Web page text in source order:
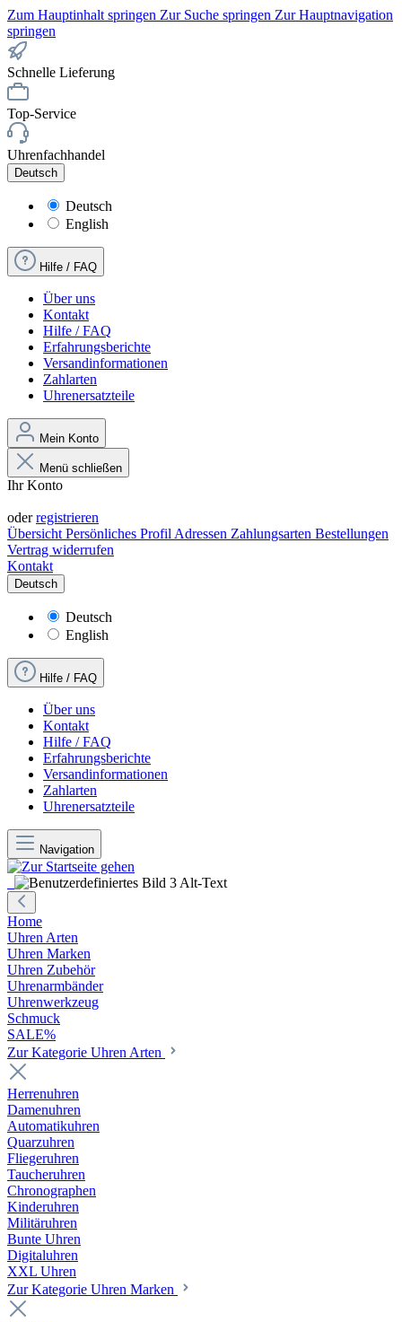
Zum Hauptinhalt springen Zur Suche springen Zur Hauptnavigation
springen
Schnelle Lieferung
Top-Service
Uhrenfachhandel
Deutsch
Deutsch
English
Hilfe / FAQ
Über uns
Kontakt
Hilfe / FAQ
Erfahrungsberichte
Versandinformationen
Zahlarten
Uhrenersatzteile
Mein Konto
Menü schließen
Ihr Konto
oderregistrieren
Übersicht Persönliches Profil Adressen Zahlungsarten Bestellungen
Vertrag widerrufen
Kontakt
Deutsch
Deutsch
English
Hilfe / FAQ
Über uns
Kontakt
Hilfe / FAQ
Erfahrungsberichte
Versandinformationen
Zahlarten
Uhrenersatzteile
Navigation
Home
Uhren Arten
Uhren Marken
Uhren Zubehör
Uhrenarmbänder
Uhrenwerkzeug
Schmuck
SALE%
Zur Kategorie Uhren Arten
Herrenuhren
Damenuhren
Automatikuhren
Quarzuhren
Fliegeruhren
Taucheruhren
Chronographen
Kinderuhren
Militäruhren
Bunte Uhren
Digitaluhren
XXL Uhren
Zur Kategorie Uhren Marken